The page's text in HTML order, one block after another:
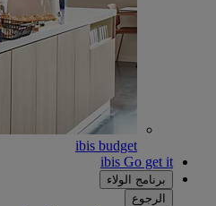
ibis budget
ibis Go get it
برنامج الولاء
الرجوع